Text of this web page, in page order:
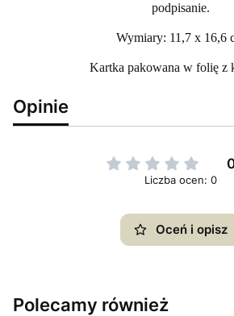
podpisanie.
Wymiary: 11,7 x 16,6
Kartka pakowana w folię z
Opinie
Liczba ocen: 0
Oceń i opisz
Polecamy również